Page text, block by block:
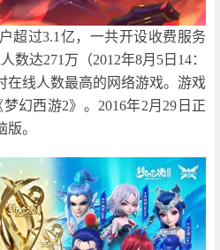
超过3.1亿，一共开设收费服务
数达271万（2012年8月5日14：
在线人数最高的网络游戏。游戏
幻西游2》。2016年2月29日正
。